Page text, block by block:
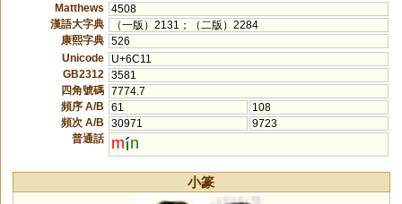
Matthews
4508
漢語大字典
（一版）2131；（二版）2284
康熙字典 526
Unicode
U+6C11
GB2312
3581
四角號碼 7774.7
頻序 A/B
61
108
頻次 A/B
30971
9723
普通話
m n
小篆